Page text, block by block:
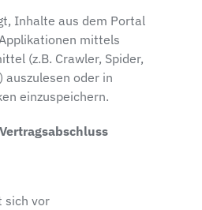
Inhalte aus dem Portal
mittels
(z.B. Crawler, Spider,
oder in
einzuspeichern.
sich vor